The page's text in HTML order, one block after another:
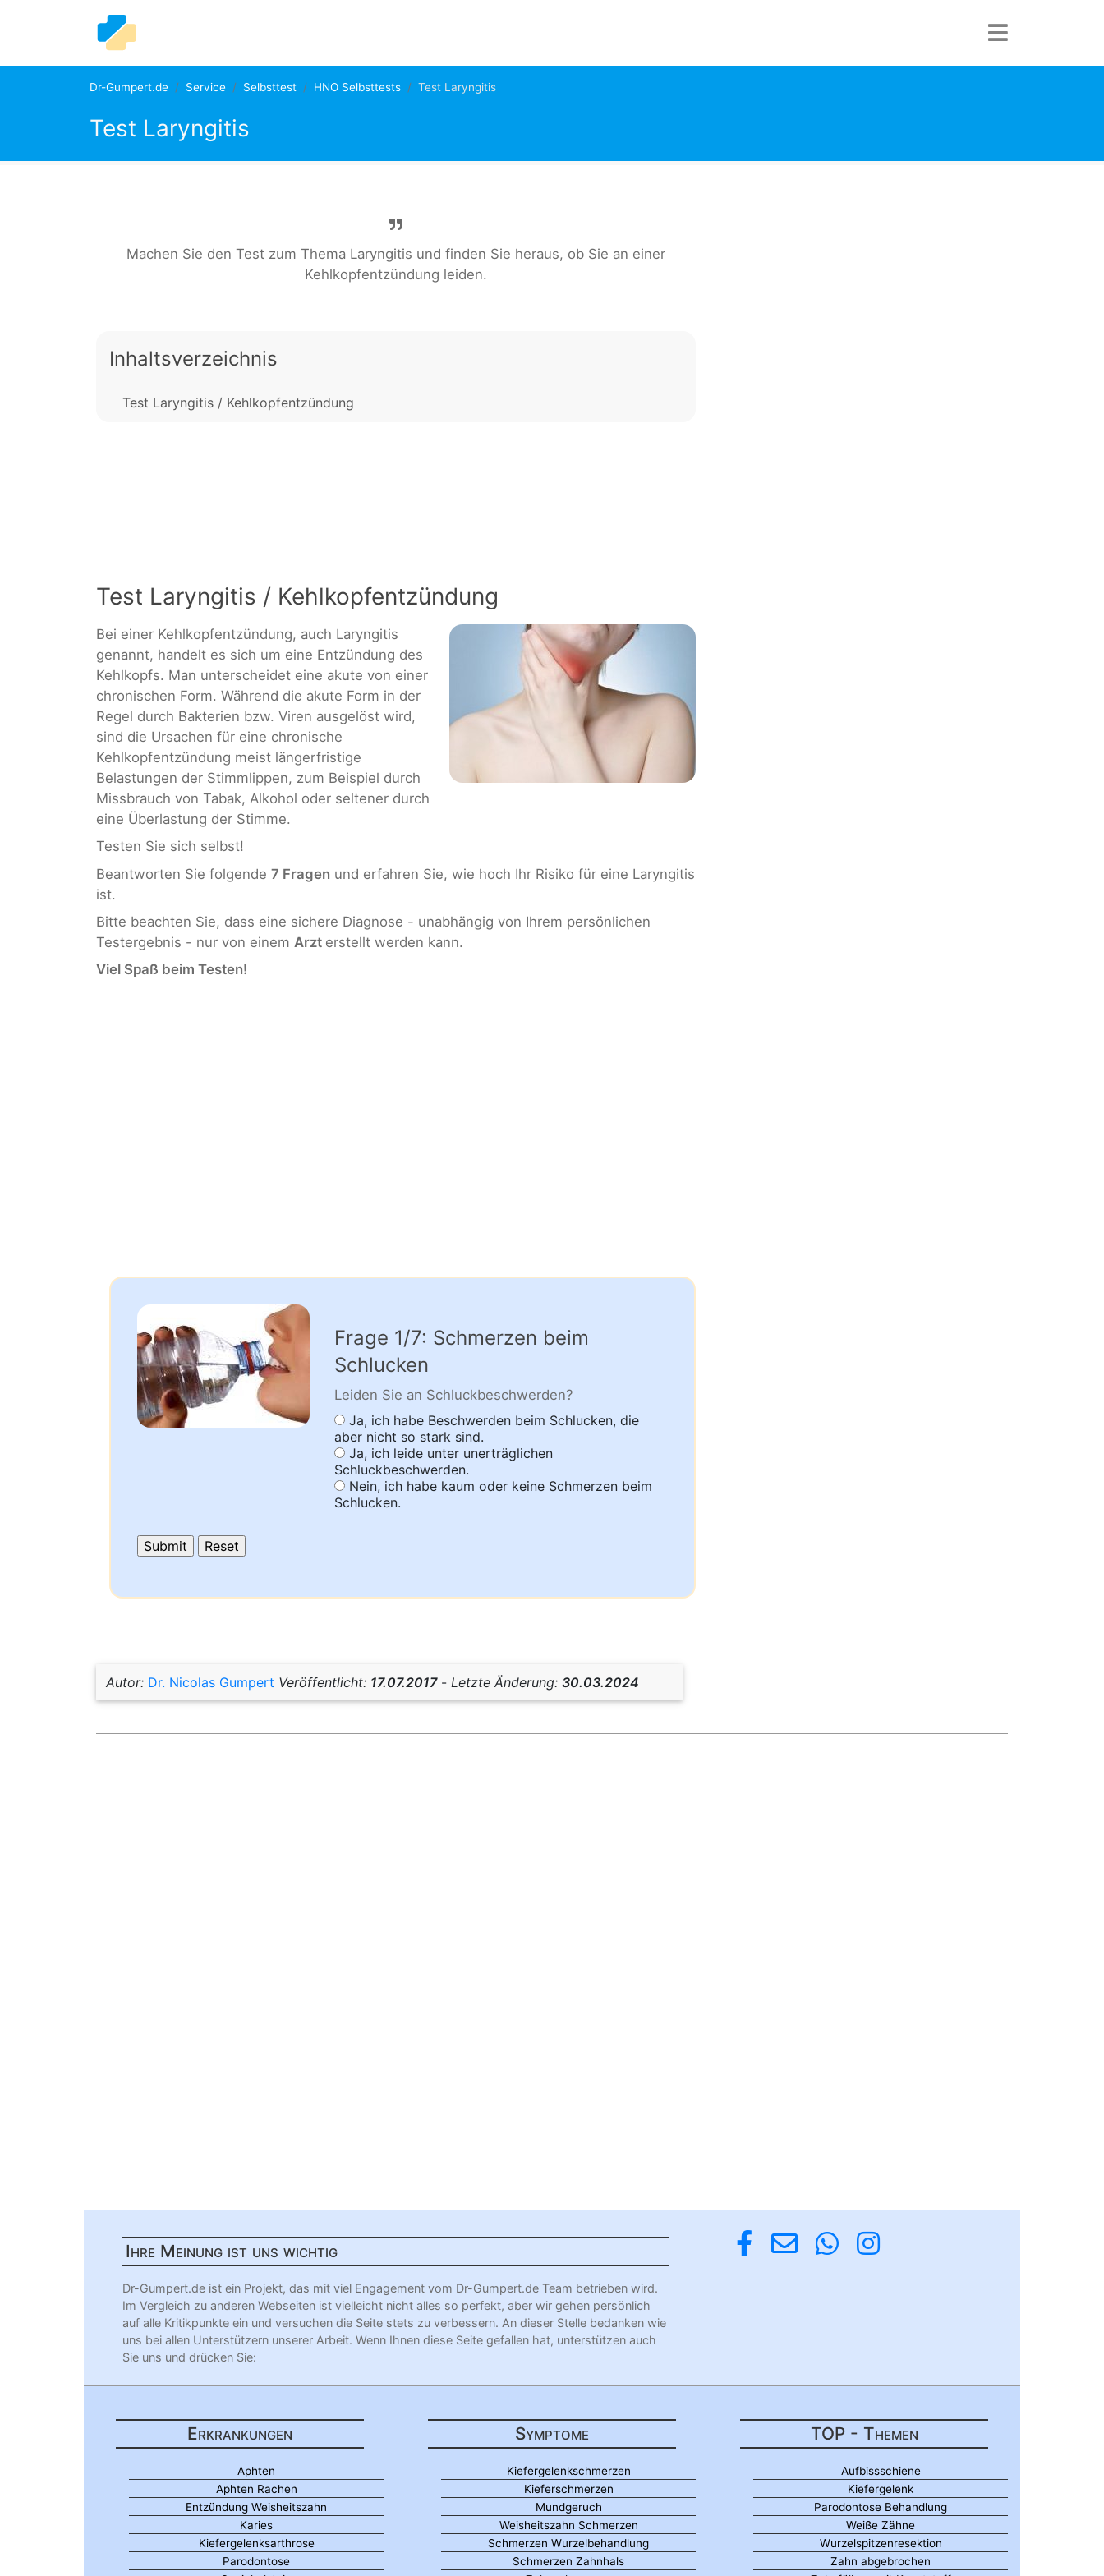
Dr-Gumpert.de Service Selbsttest HNO Selbsttests Test Laryngitis
Test Laryngitis
Machen Sie den Test zum Thema Laryngitis und finden Sie heraus, ob Sie an einer
Kehlkopfentzündung leiden.
Inhaltsverzeichnis
Test Laryngitis / Kehlkopfentzündung
Test Laryngitis / Kehlkopfentzündung
Bei einer Kehlkopfentzündung, auch Laryngitis
genannt, handelt es sich um eine Entzündung des
Kehlkopfs. Man unterscheidet eine akute von einer
chronischen Form. Während die akute Form in der
Regel durch Bakterien bzw. Viren ausgelöst wird,
sind die Ursachen für eine chronische
Kehlkopfentzündung meist längerfristige
Belastungen der Stimmlippen, zum Beispiel durch
Missbrauch von Tabak, Alkohol oder seltener durch
eine Überlastung der Stimme.
Testen Sie sich selbst!
Beantworten Sie folgende 7 Fragen und erfahren Sie, wie hoch Ihr Risiko für eine Laryngitis
ist.
Bitte beachten Sie, dass eine sichere Diagnose - unabhängig von Ihrem persönlichen
Testergebnis - nur von einem Arzt erstellt werden kann.
Viel Spaß beim Testen!
Frage 1/7: Schmerzen beim
Schlucken
Leiden Sie an Schluckbeschwerden?
Ja, ich habe Beschwerden beim Schlucken, die
aber nicht so stark sind.
Ja, ich leide unter unerträglichen
Schluckbeschwerden.
Nein, ich habe kaum oder keine Schmerzen beim
Schlucken.
Autor: Dr. Nicolas Gumpert Veröffentlicht: 17.07.2017- Letzte Änderung: 30.03.2024
Ihre Meinung ist uns wichtig
Dr-Gumpert.de ist ein Projekt, das mit viel Engagement vom Dr-Gumpert.de Team betrieben wird.
Im Vergleich zu anderen Webseiten ist vielleicht nicht alles so perfekt, aber wir gehen persönlich
auf alle Kritikpunkte ein und versuchen die Seite stets zu verbessern. An dieser Stelle bedanken wie
uns bei allen Unterstützern unserer Arbeit. Wenn Ihnen diese Seite gefallen hat, unterstützen auch
Sie uns und drücken Sie:
Erkrankungen
Aphten
Aphten Rachen
Entzündung Weisheitszahn
Karies
Kiefergelenksarthrose
Parodontose
Symptome
Kiefergelenkschmerzen
Kieferschmerzen
Mundgeruch
Weisheitszahn Schmerzen
Schmerzen Wurzelbehandlung
Schmerzen Zahnhals
TOP - Themen
Aufbissschiene
Kiefergelenk
Parodontose Behandlung
Weiße Zähne
Wurzelspitzenresektion
Zahn abgebrochen